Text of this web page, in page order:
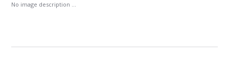
No image description ...